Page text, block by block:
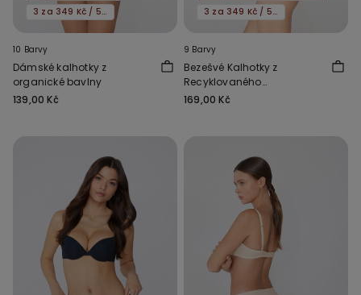
3 za 349 Kč / 5 za 549 Kč
10 Barvy
Dámské kalhotky z
organické bavlny
139,00 Kč
3 za 349 Kč / 5 za 549 Kč
9 Barvy
Bezešvé Kalhotky z
Recyklovaného
Mikrovlákna
169,00 Kč